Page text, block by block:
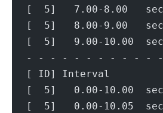
[  5]   7.00-8.00
[  5]   8.00-9.00
[  5]   9.00-10.00
- - - - - - - - - - -
[ ID] Interval
[  5]   0.00-10.00
[  5]   0.00-10.05